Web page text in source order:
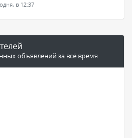
в 12:37
объявлений за всё время